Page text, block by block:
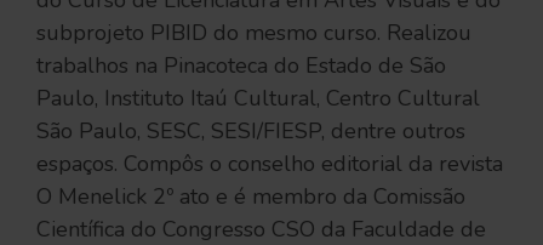
subprojeto PIBID do mesmo curso. Realizou
trabalhos na Pinacoteca do Estado de São
Paulo, Instituto Itaú Cultural, Centro Cultural
São Paulo, SESC, SESI/FIESP, dentre outros
espaços. Compôs o conselho editorial da revista
O Menelick 2º ato e é membro da Comissão
Científica do Congresso CSO da Faculdade de